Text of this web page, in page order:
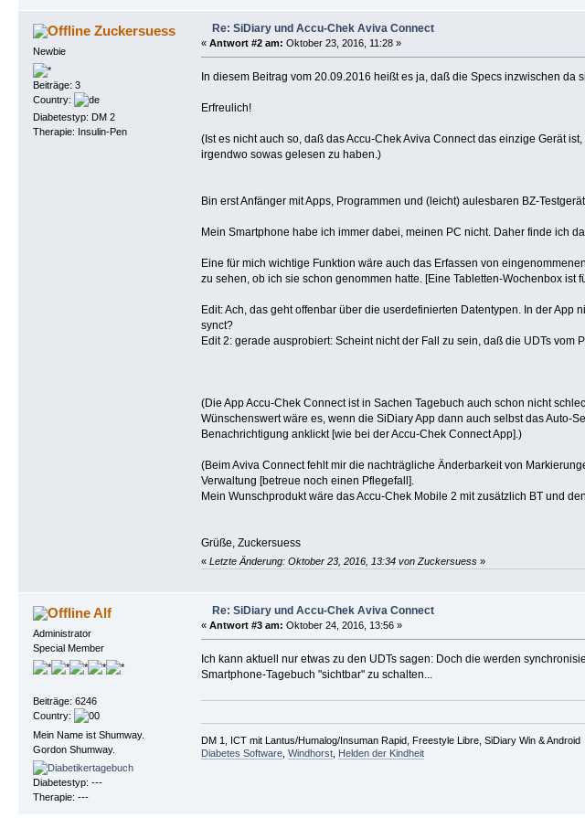
Zuckersuess
Newbie
Beiträge: 3
Country:
Diabetestyp: DM 2
Therapie: Insulin-Pen
Re: SiDiary und Accu-Chek Aviva Connect
« Antwort #2 am: Oktober 23, 2016, 11:28 »
In diesem Beitrag vom 20.09.2016 heißt es ja, daß die Specs inzwischen da
Erfreulich!
(Ist es nicht auch so, daß das Accu-Chek Aviva Connect das einzige Gerät
irgendwo sowas gelesen zu haben.)
Bin erst Anfänger mit Apps, Programmen und (leicht) aulesbaren BZ-
Mein Smartphone habe ich immer dabei, meinen PC nicht. Daher finde ich
Eine für mich wichtige Funktion wäre auch das Erfassen von
zu sehen, ob ich sie schon genommen hatte. [Eine Tabletten-Wochenbox
Edit: Ach, das geht offenbar über die userdefinierten Datentypen. In der
synct?
Edit 2: gerade ausprobiert: Scheint nicht der Fall zu sein, daß die UDTs vom
(Die App Accu-Chek Connect ist in Sachen Tagebuch auch schon nicht
Wünschenswert wäre es, wenn die SiDiary App dann auch selbst das Auto-
Benachrichtigung anklickt [wie bei der Accu-Chek Connect App].)
(Beim Aviva Connect fehlt mir die nachträgliche Änderbarkeit von
Verwaltung [betreue noch einen Pflegefall].
Mein Wunschprodukt wäre das Accu-Chek Mobile 2 mit zusätzlich BT und
Grüße, Zuckersuess
« Letzte Änderung: Oktober 23, 2016, 13:34 von Zuckersuess»
Alf
Administrator
Special Member
Beiträge: 6246
Country:
Mein Name ist Shumway.
Gordon Shumway.
Diabetestyp: ---
Therapie: ---
Re: SiDiary und Accu-Chek Aviva Connect
« Antwort #3 am: Oktober 24, 2016, 13:56 »
Ich kann aktuell nur etwas zu den UDTs sagen: Doch die werden
Smartphone-Tagebuch "sichtbar" zu schalten...
DM 1, ICT mit Lantus/Humalog/Insuman Rapid, Freestyle Libre, SiDiary Win & Android
Diabetes Software, Windhorst, Helden der Kindheit